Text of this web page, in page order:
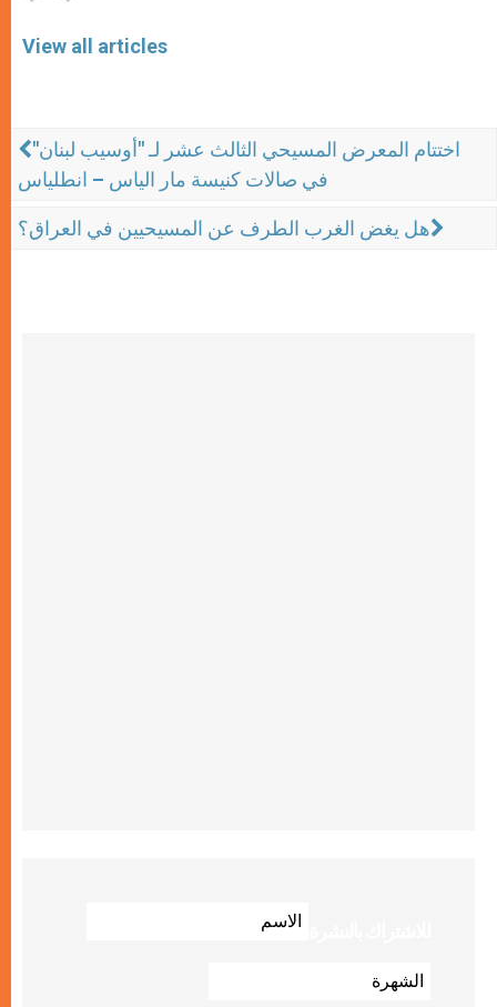
View all articles
اختتام المعرض المسيحي الثالث عشر لـ "أوسيب لبنان"
في صالات كنيسة مار الياس – انطلياس
هل يغض الغرب الطرف عن المسيحيين في العراق؟